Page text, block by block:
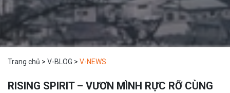
Trang chủ > V-BLOG > V-NEWS
RISING SPIRIT – VƯƠN MÌNH RỰC RỠ CÙNG